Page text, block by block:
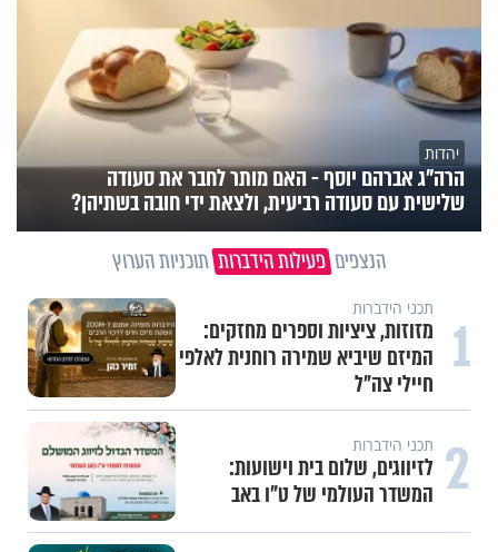
יהדות
הרה"ג אברהם יוסף - האם מותר לחבר את סעודה
שלישית עם סעודה רביעית, ולצאת ידי חובה בשתיהן?
הנצפים פעילות הידברות תוכניות הערוץ
1 תכני הידברות
מזוזות, ציציות וספרים מחזקים:
המיזם שיביא שמירה רוחנית לאלפי
חיילי צה"ל
2 תכני הידברות
לזיווגים, שלום בית וישועות:
המשדר העולמי של ט"ו באב